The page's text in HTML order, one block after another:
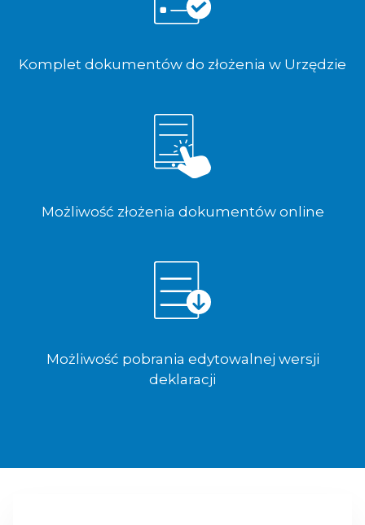
Komplet dokumentów do złożenia w Urzędzie
Możliwość złożenia dokumentów online
Możliwość pobrania edytowalnej wersji
deklaracji